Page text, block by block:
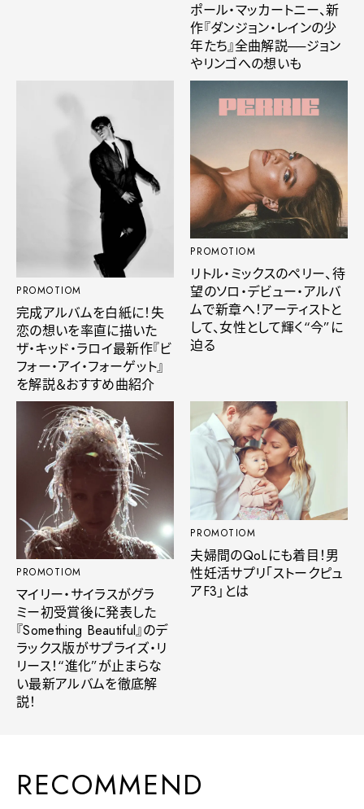
ポール・マッカートニー、新
作『ダンジョン・レインの少
年たち』全曲解説──ジョン
やリンゴへの想いも
PROMOTIOM
完成アルバムを白紙に！失
恋の想いを率直に描いた
ザ・キッド・ラロイ最新作『ビ
フォー・アイ・フォーゲット』
を解説＆おすすめ曲紹介
PROMOTIOM
リトル・ミックスのペリー、待
望のソロ・デビュー・アルバ
ムで新章へ！アーティストと
して、女性として輝く“今”に
迫る
PROMOTIOM
マイリー・サイラスがグラ
ミー初受賞後に発表した
『Something Beautiful』のデ
ラックス版がサプライズ・リ
リース！“進化”が止まらな
い最新アルバムを徹底解
説！
PROMOTIOM
夫婦間のQoLにも着目！男
性妊活サプリ「ストークピュ
アF3」とは
RECOMMEND